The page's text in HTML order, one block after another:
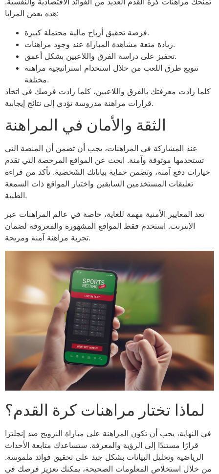
هذه بعض المزايا:
فرصة تحقيق أرباح مالية محتملة كبيرة.
زيادة متعة مشاهدة المباراة عند وجود مراهنات.
تحفيز على دراسة الفرق واللاعبين بشكل أعمق.
تنويع طرق اللعب من خلال استخدام استراتيجية مراهنة
مختلفة.
كلما زادت معرفتك بالفرق واللاعبين، كلما زادت فرصك في اتخاذ
قرارات مراهنة مدروسة تؤدي إلى نتائج إيجابية.
الثقة والأمان في المراهنة
عند المشاركة في المراهنات، يجب أن تضمن أن المنصة التي
تستخدمها موثوقة وآمنة. ابحث عن المواقع المرخصة التي تقدم
خيارات دفع آمنة، وتضمن حماية بياناتك الشخصية. تأكد من قراءة
تعليقات المستخدمين السابقين واختيار المواقع ذات السمعة
الطيبة.
تعد المعايير الأمنية مهمة للغاية، خاصة في عالم المراهنات عبر
الإنترنت. استخدم فقط المواقع المشهورة والمعروفة لضمان
تجربة مراهنة آمنة ومريحة.
لماذا تختار مراهنات كرة القدم؟
في النهاية، يجب أن تكون المراهنة على مباراة النرويج ضد إنجلترا
قرارًا مستندًا إلى الرؤية والمعرفة. ستساعدك متابعة الأحداث
الرياضية وتحليل البيانات بشكل جيد على تحقيق فوائد ملموسة.
من خلال استخلاص المعلومات الصحيحة، يمكنك تعزيز فرصك في